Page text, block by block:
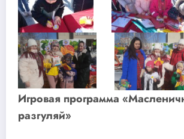
Игровая программа
разгуляй»